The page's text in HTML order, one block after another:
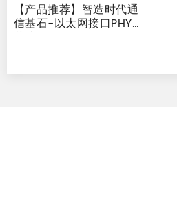
【产品推荐】智造时代通
信基石-以太网接口PHY